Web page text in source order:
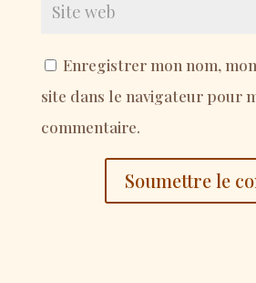
Enregistrer mon nom,
site dans le navigateur pour
commentaire.
Soumettre le